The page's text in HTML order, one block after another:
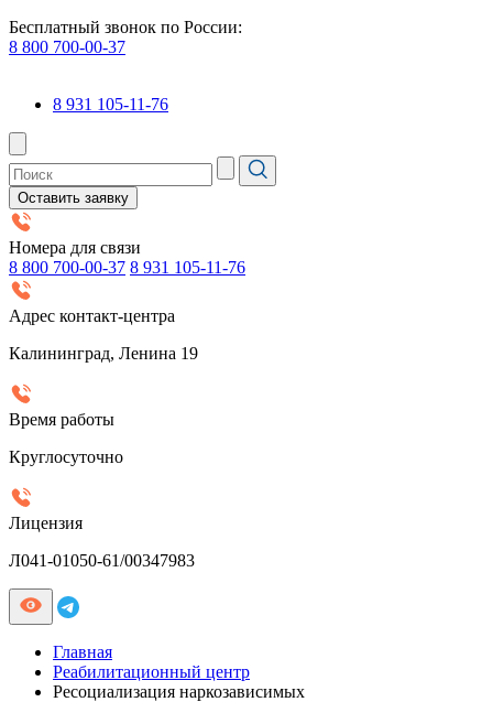
Бесплатный звонок по России:
8 800 700-00-37
8 931 105-11-76
Оставить заявку
Номера для связи
8 800 700-00-37 8 931 105-11-76
Адрес контакт-центра
Калининград, Ленина 19
Время работы
Круглосуточно
Лицензия
Л041-01050-61/00347983
Главная
Реабилитационный центр
Ресоциализация наркозависимых